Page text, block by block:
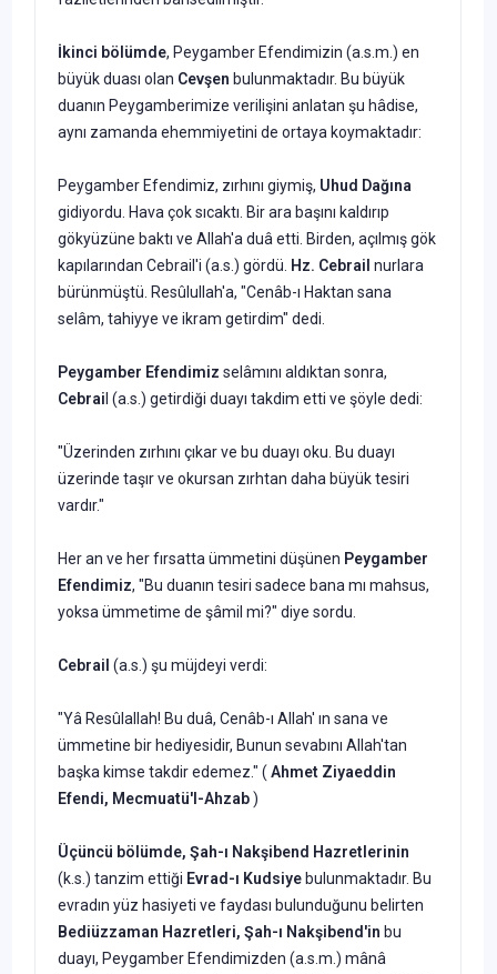
İkinci bölümde, Peygamber Efen­dimizin (a.s.m.) en
büyük duası olan Cevşen bulunmaktadır. Bu büyük
duanın Peygamberimize verilişini an­latan şu hâdise,
aynı zamanda ehem­miyetini de ortaya koymaktadır:
Peygamber Efendimiz, zırhını giy­miş, Uhud Dağına
gidiyordu. Hava çok sıcaktı. Bir ara başını kaldırıp
gökyüzüne baktı ve Allah'a duâ etti. Birden, açılmış gök
kapılarından Cebrail'i (a.s.) gördü. Hz. Cebrail nurlara
bürünmüştü. Resûlullah'a, "Cenâb-ı Haktan sana
selâm, tahiyye ve ikram getirdim" dedi.
Peygam­ber Efendimiz selâmını aldıktan son­ra,
Cebrai l (a.s.) getirdiği duayı tak­dim etti ve şöyle dedi:
"Üzerinden zırhını çıkar ve bu duayı oku. Bu duayı
üzerinde taşır ve okursan zırhtan daha büyük tesiri
vardır."
Her an ve her fırsatta ümmetini düşünen Peygamber
Efendimiz, "Bu duanın tesiri sadece bana mı mahsus,
yoksa ümmetime de şâmil mi?" diye sordu.
Cebrail (a.s.) şu müjdeyi ver­di:
"Yâ Resûlallah! Bu duâ, Cenâb-ı Allah' ın sana ve
ümmetine bir hediye­sidir, Bunun sevabını Allah'tan
başka kimse takdir edemez." ( Ahmet Ziyaeddin
Efendi, Mecmuatü'l-Ahzab)
Üçüncü bölümde, Şah-ı Nakşibend Hazretlerinin
(k.s.) tanzim ettiği Evrad-ı Kudsiye bulunmaktadır. Bu
evradın yüz hasiyeti ve faydası bulun­duğunu belirten
Bediüzzaman Haz­retleri, Şah-ı Nakşibend'in bu
duayı, Peygamber Efendimizden (a.s.m.) mânâ